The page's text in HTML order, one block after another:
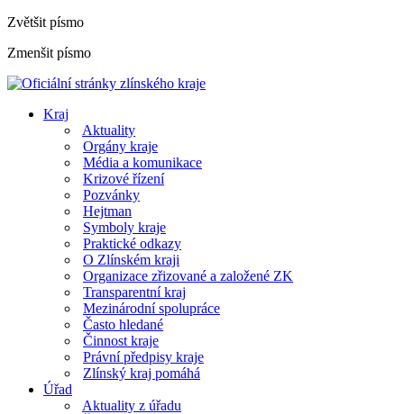
Zvětšit písmo
Zmenšit písmo
Kraj
Aktuality
Orgány kraje
Média a komunikace
Krizové řízení
Pozvánky
Hejtman
Symboly kraje
Praktické odkazy
O Zlínském kraji
Organizace zřizované a založené ZK
Transparentní kraj
Mezinárodní spolupráce
Často hledané
Činnost kraje
Právní předpisy kraje
Zlínský kraj pomáhá
Úřad
Aktuality z úřadu